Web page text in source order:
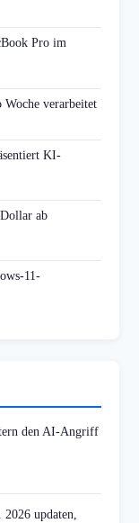
Pro im
verarbeitet
KI-
ab
11-
den AI-Angriff
updaten,